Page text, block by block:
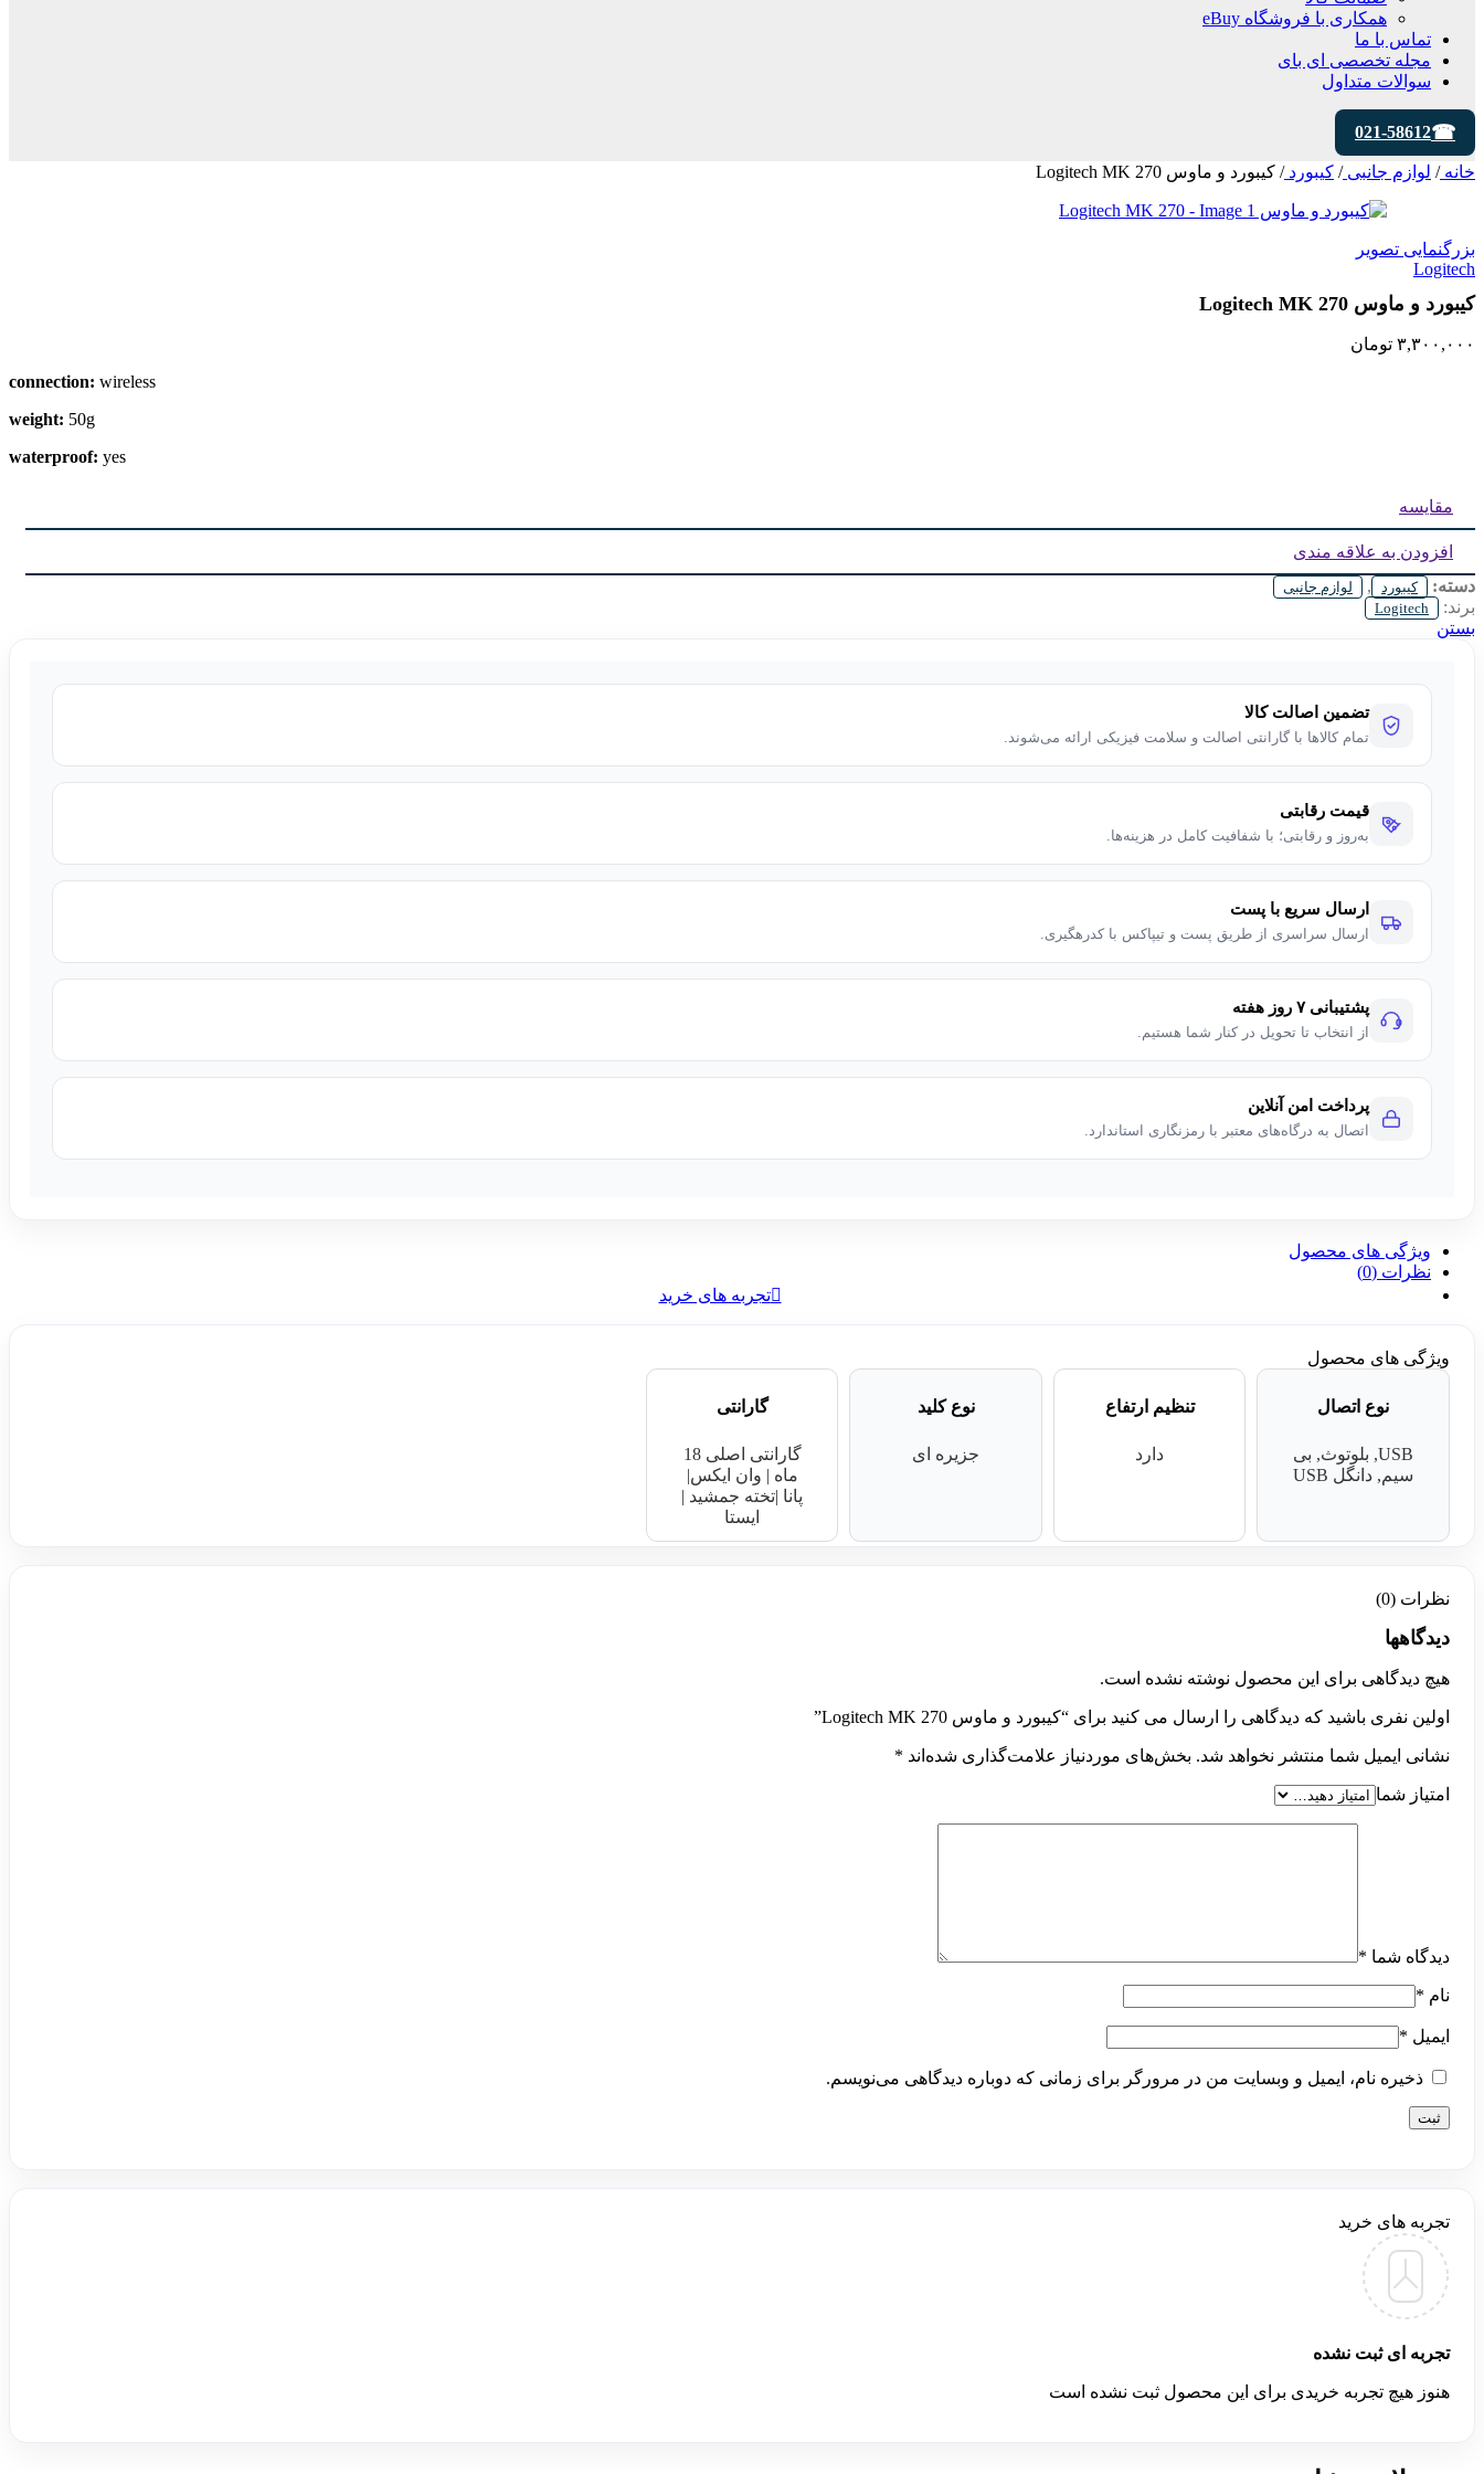
همکاری با فروشگاه eBuy
تماس با ما
مجله تخصصی ای‌ بای
سوالات متداول
021-58612
خانه/ لوازم جانبی/ کیبورد/ کیبورد و ماوس Logitech MK 270
بزرگنمایی تصویر
Logitech
کیبورد و ماوس Logitech MK 270
۳,۳۰۰,۰۰۰ تومان
connection: wireless
weight: 50g
waterproof: yes
مقایسه
افزودن به علاقه مندی
دسته:
کیبورد , لوازم جانبی
برند: Logitech
بستن
تضمین اصالت کالا
تمام کالاها با گارانتی اصالت و سلامت فیزیکی ارائه می‌شوند.
قیمت رقابتی
به‌روز و رقابتی؛ با شفافیت کامل در هزینه‌ها.
ارسال سریع با پست
ارسال سراسری از طریق پست و تیپاکس با کدرهگیری.
پشتیبانی ۷ روز هفته
از انتخاب تا تحویل در کنار شما هستیم.
پرداخت امن آنلاین
اتصال به درگاه‌های معتبر با رمزنگاری استاندارد.
ویژگی های محصول
نظرات (0)
تجربه های خرید
ویژگی های محصول
نوع اتصال
USB, بلوتوث, بی
سیم, دانگل USB
تنظیم ارتفاع
دارد
نوع کلید
جزیره ای
گارانتی
گارانتی اصلی 18
ماه | وان ایکس|
پانا |تخته جمشید |
ایستا
نظرات (0)
دیدگاهها
هیچ دیدگاهی برای این محصول نوشته نشده است.
اولین نفری باشید که دیدگاهی را ارسال می کنید برای “کیبورد و ماوس Logitech MK 270”
نشانی ایمیل شما منتشر نخواهد شد. بخش‌های موردنیاز علامت‌گذاری شده‌اند *
امتیاز شما
دیدگاه شما *
نام *
ایمیل *
ذخیره نام، ایمیل و وبسایت من در مرورگر برای زمانی که دوباره دیدگاهی می‌نویسم.
تجربه های خرید
تجربه ای ثبت نشده
هنوز هیچ تجربه خریدی برای این محصول ثبت نشده است